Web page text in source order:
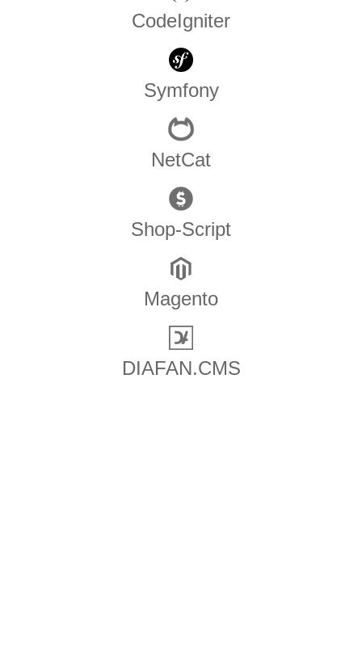
CodeIgniter
Symfony
NetCat
Shop-Script
Magento
DIAFAN.CMS